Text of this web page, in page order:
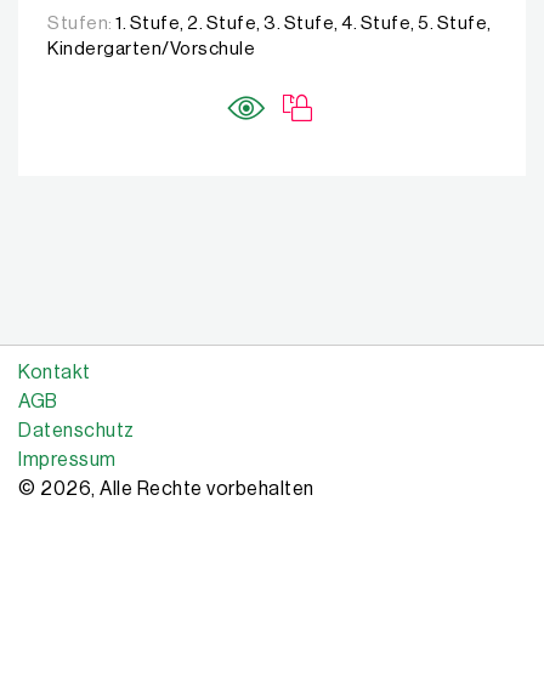
Stufen: 1. Stufe, 2. Stufe, 3. Stufe, 4. Stufe, 5. Stufe,
Kindergarten/Vorschule
© 2026, Alle Rechte vorbehalten
Impressum
Datenschutz
AGB
Kontakt